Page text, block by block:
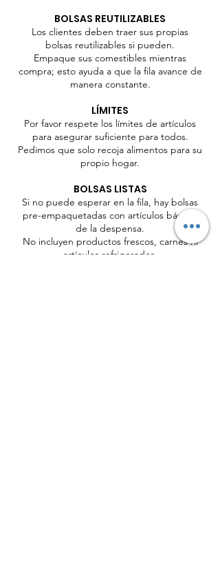
BOLSAS REUTILIZABLES
Los clientes deben traer sus propias
bolsas reutilizables si pueden.
Empaque sus comestibles mientras
compra; esto ayuda a que la fila avance de
manera constante.
LÍMITES
Por favor respete los límites de artículos
para asegurar suficiente para todos.
Pedimos que solo recoja alimentos para su
propio hogar.
BOLSAS LISTAS
Si no puede esperar en la fila, hay bolsas
pre-empaquetadas con artículos básicos
de la despensa.
No incluyen productos frescos, carnes ni
artículos refrigerados.